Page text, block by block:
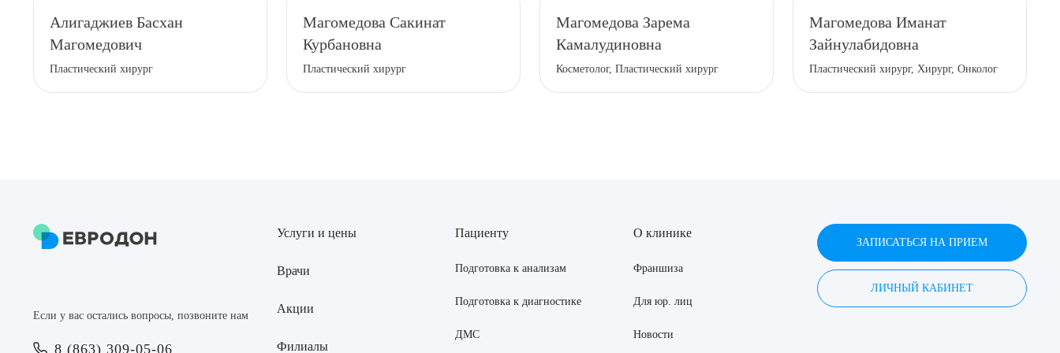
Алигаджиев Басхан
Магомедович
Пластический хирург
Магомедова Сакинат
Курбановна
Пластический хирург
Магомедова Зарема
Камалудиновна
Косметолог, Пластический хирург
Магомедова Иманат
Зайнулабидовна
Пластический хирург, Хирург, Онколог
Если у вас остались вопросы, позвоните нам
8 (863) 309-05-06
Услуги и цены
Врачи
Акции
Филиалы
Пациенту
Подготовка к анализам
Подготовка к диагностике
ДМС
О клинике
Франшиза
Для юр. лиц
Новости
ЗАПИСАТЬСЯ НА ПРИЕМ
ЛИЧНЫЙ КАБИНЕТ